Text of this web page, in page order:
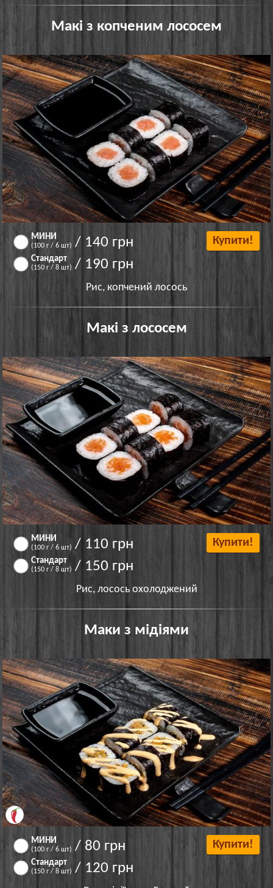
Макі з копченим лососем
МИНИ
(100 г / 6 шт) / 140 грн
Стандарт
(150 г / 8 шт) / 190 грн
Купити!
Рис, копчений лосось
Макі з лососем
МИНИ
(100 г / 6 шт) / 110 грн
Стандарт
(150 г / 8 шт) / 150 грн
Купити!
Рис, лосось охолоджений
Маки з мідіями
МИНИ
(100 г / 6 шт) / 80 грн
Стандарт
(150 г / 8 шт) / 120 грн
Купити!